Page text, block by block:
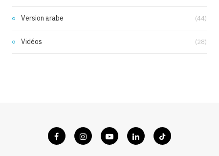
Version arabe (44)
Vidéos (28)